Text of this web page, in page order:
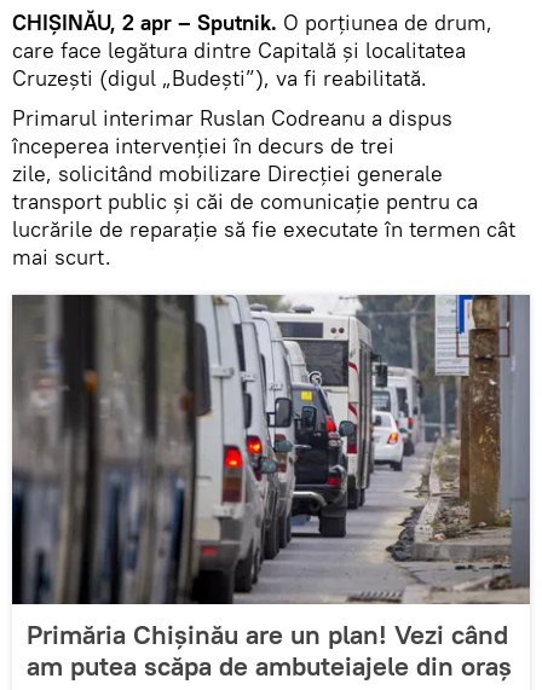
CHIȘINĂU, 2 apr – Sputnik. O porțiunea de drum,
care face legătura dintre Capitală și localitatea
Cruzești (digul „Budești”), va fi reabilitată.
Primarul interimar Ruslan Codreanu a dispus
începerea intervenției în decurs de trei
zile, solicitând mobilizare Direcției generale
transport public și căi de comunicație pentru ca
lucrările de reparație să fie executate în termen cât
mai scurt.
Primăria Chișinău are un plan! Vezi când
am putea scăpa de ambuteiajele din oraș